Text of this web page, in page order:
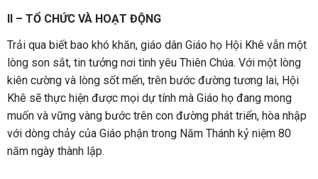
II – TỔ CHỨC VÀ HOẠT ĐỘNG
Trải qua biết bao khó khăn, giáo dân Giáo họ Hội Khê vẫn một
lòng son sắt, tin tưởng nơi tình yêu Thiên Chúa. Với một lòng
kiên cường và lòng sốt mến, trên bước đường tương lai, Hội
Khê sẽ thực hiện được mọi dự tính mà Giáo họ đang mong
muốn và vững vàng bước trên con đường phát triển, hòa nhập
với dòng chảy của Giáo phận trong Năm Thánh kỷ niệm 80
năm ngày thành lập.